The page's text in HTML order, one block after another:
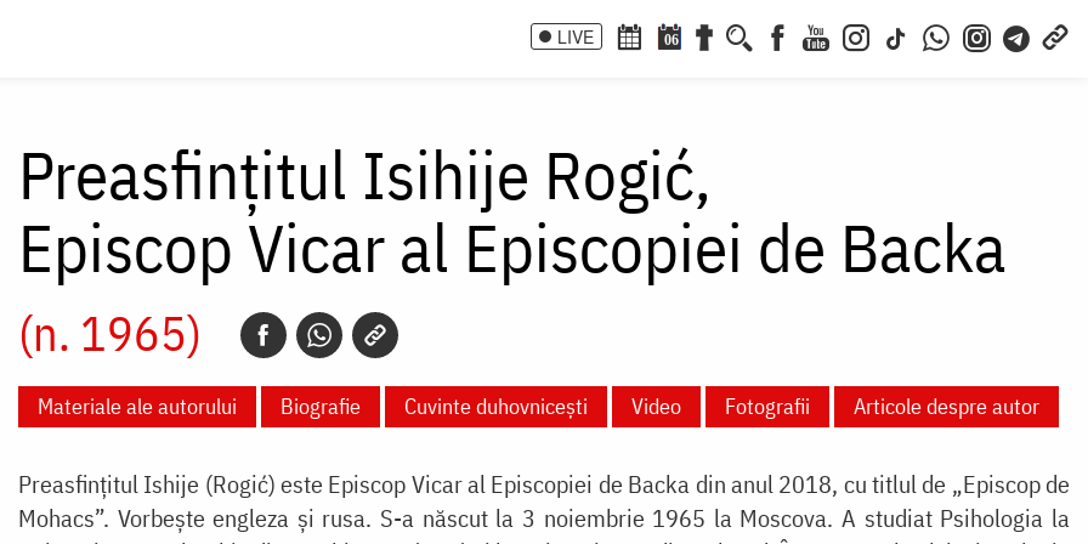
LIVE 06
Preasfințitul Isihije Rogić,
Episcop Vicar al Episcopiei de Backa
(n. 1965)
Materiale ale autorului Biografie Cuvinte duhovnicești Video Fotografii Articole despre autor
Preasfințitul Ishije (Rogić) este Episcop Vicar al Episcopiei de Backa din anul 2018, cu titlul de „Episcop de
Mohacs”. Vorbește engleza și rusa. S-a născut la 3 noiembrie 1965 la Moscova. A studiat Psihologia la